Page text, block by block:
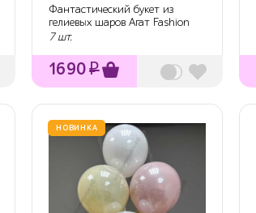
Фантастический букет из
гелиевых шаров Агат Fashion
7 шт.
1690₽
НОВИНКА